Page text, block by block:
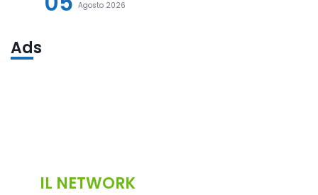
Agosto 2026
Ads
IL NETWORK